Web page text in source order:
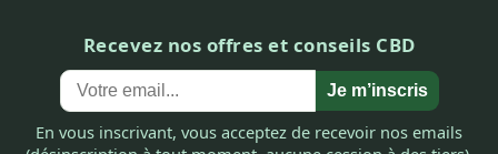
Recevez nos offres et conseils CBD
Je m’inscris
En vous inscrivant, vous acceptez de recevoir nos emails